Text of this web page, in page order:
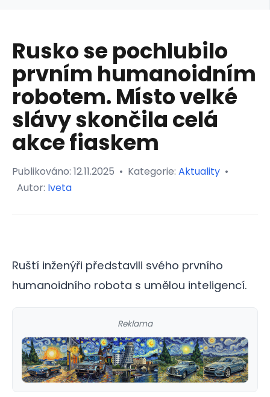
Rusko se pochlubilo
prvním humanoidním
robotem. Místo velké
slávy skončila celá
akce fiaskem
Publikováno: 12.11.2025 • Kategorie: Aktuality •
Autor: Iveta
Ruští inženýři představili svého prvního
humanoidního robota s umělou inteligencí.
Reklama